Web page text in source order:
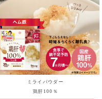
ミライパウダー
鶏肝100％